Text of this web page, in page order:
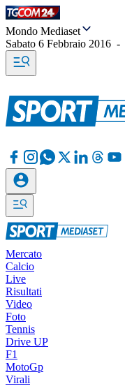
Mondo Mediaset
Sabato 6 Febbraio 2016 -
Mercato
Calcio
Live
Risultati
Video
Foto
Tennis
Drive UP
F1
MotoGp
Virali